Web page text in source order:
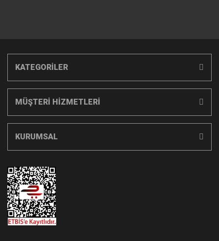
KATEGORİLER
MÜŞTERİ HİZMETLERİ
KURUMSAL